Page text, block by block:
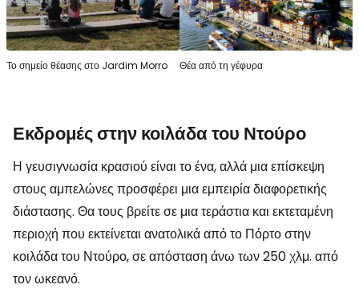
Το σημείο θέασης στο Jardim Morro Θέα από τη γέφυρα
Εκδρομές στην κοιλάδα του Ντούρο
Η γευσιγνωσία κρασιού είναι το ένα, αλλά μια επίσκεψη
στους αμπελώνες προσφέρει μια εμπειρία διαφορετικής
διάστασης. Θα τους βρείτε σε μια τεράστια και εκτεταμένη
περιοχή που εκτείνεται ανατολικά από το Πόρτο στην
κοιλάδα του Ντούρο, σε απόσταση άνω των 250 χλμ. από
τον ωκεανό.